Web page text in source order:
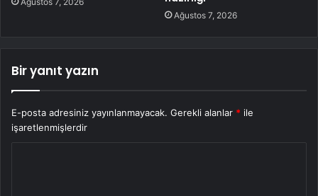
Ağustos 7, 2026
Bir yanıt yazın
E-posta adresiniz yayınlanmayacak. Gerekli alanlar * ile
işaretlenmişlerdir